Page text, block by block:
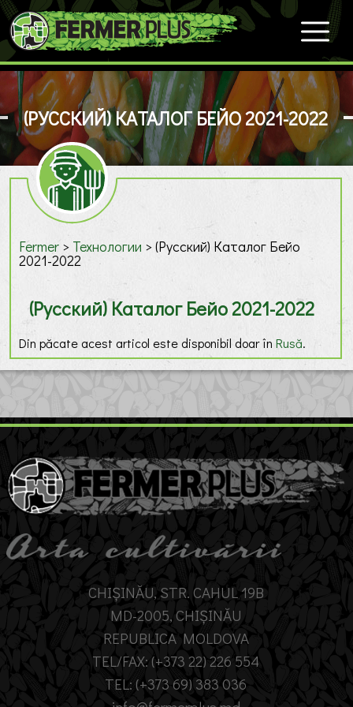
(РУССКИЙ) КАТАЛОГ БЕЙО 2021-2022
Fermer > Технологии >(Русский) Каталог Бейо
2021-2022
(Русский) Каталог Бейо 2021-2022
Din păcate acest articol este disponibil doar în Rusă.
CHIȘINĂU, STR. CAHUL 19B
MD-2005, CHIȘINĂU
REPUBLICA MOLDOVA
TEL/FAX: (+373 22) 226 554
TEL: (+373 69) 383 036